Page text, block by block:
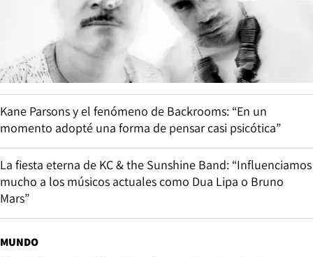
Kane Parsons y el fenómeno de Backrooms: “En un
momento adopté una forma de pensar casi psicótica”
La fiesta eterna de KC & the Sunshine Band: “Influenciamos
mucho a los músicos actuales como Dua Lipa o Bruno
Mars”
MUNDO